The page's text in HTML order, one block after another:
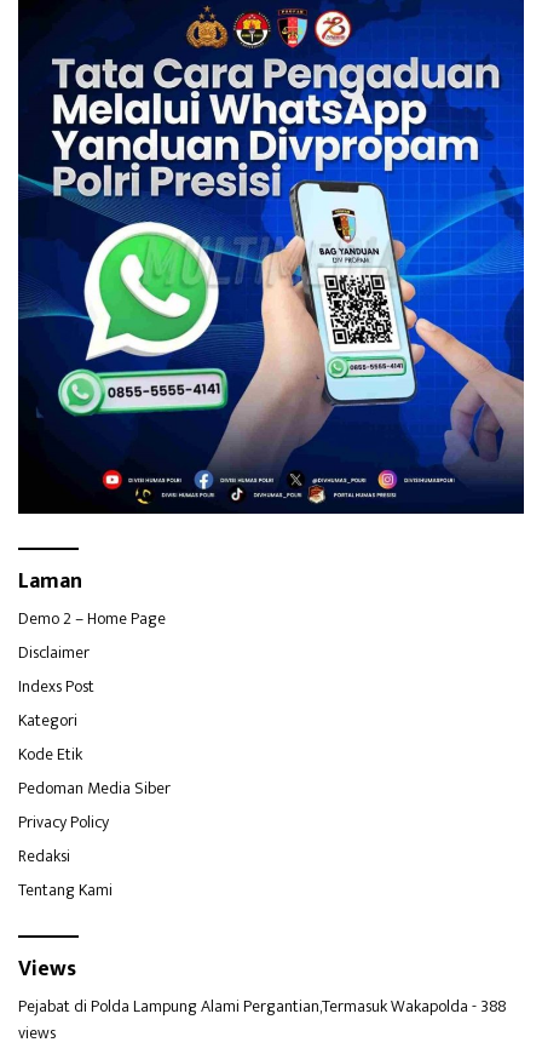
Laman
Demo 2 – Home Page
Disclaimer
Indexs Post
Kategori
Kode Etik
Pedoman Media Siber
Privacy Policy
Redaksi
Tentang Kami
Views
Pejabat di Polda Lampung Alami Pergantian,Termasuk Wakapolda- 388
views